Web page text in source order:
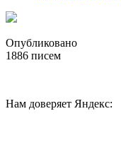
Опубликовано
1886 писем
Нам доверяет Яндекс: